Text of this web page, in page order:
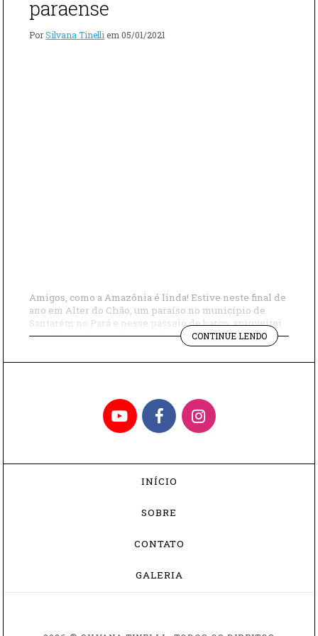
paraense
PorSilvana Tinelli em 05/01/2021
Amigos, como a Amazônia é linda! Estive neste final de
ano em Alter do Chão, um paraíso no município de
Santarém no Pará e nesse passeio de barco, aproveitei
e pedi para me explicarem quais são os pratos típicos
da região. E como eu amei a culinária paraense! Vocês
precisam assistir a este vídeo. Nele, […]
CONTINUE LENDO"OS
ENCANTOS
DA
YouTubeFacebookInstagram
INÍCIO
SOBRE
CONTATO
GALERIA